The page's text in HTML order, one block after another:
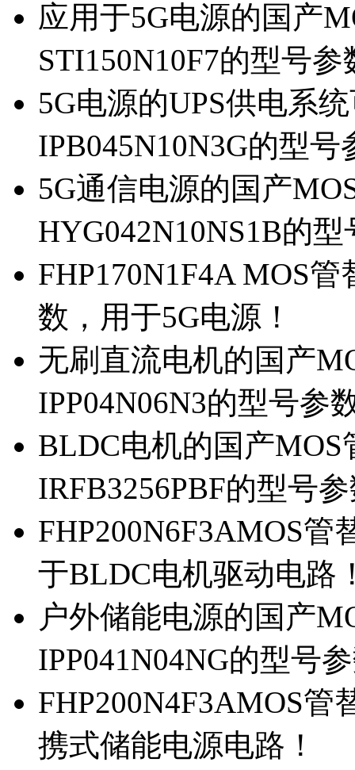
应用于5G电源的国产
STI150N10F7的型号参
5G电源的UPS供电系
IPB045N10N3G的型号
5G通信电源的国产
HYG042N10NS1B的
FHP170N1F4A MOS
数，用于5G电源！
无刷直流电机的国产
IPP04N06N3的型号参
BLDC电机的国产MOS
IRFB3256PBF的型号
FHP200N6F3AMOS管
于BLDC电机驱动电路
户外储能电源的国产
IPP041N04NG的型号
FHP200N4F3AMOS管
携式储能电源电路！